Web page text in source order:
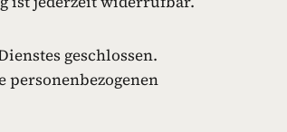
geschlossen.
personenbezogenen